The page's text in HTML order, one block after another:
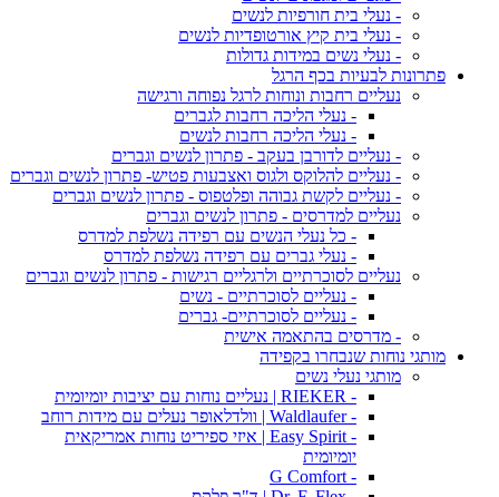
- נעלי בית חורפיות לנשים
- נעלי בית קיץ אורטופדיות לנשים
- נעלי נשים במידות גדולות
פתרונות לבעיות בכף הרגל
נעליים רחבות ונוחות לרגל נפוחה ורגישה
- נעלי הליכה רחבות לגברים
- נעלי הליכה רחבות לנשים
- נעליים לדורבן בעקב - פתרון לנשים וגברים
- נעליים להלוקס ולגוס ואצבעות פטיש- פתרון לנשים וגברים
- נעליים לקשת גבוהה ופלטפוס - פתרון לנשים וגברים
נעליים למדרסים - פתרון לנשים וגברים
- כל נעלי הנשים עם רפידה נשלפת למדרס
- נעלי גברים עם רפידה נשלפת למדרס
נעליים לסוכרתיים ולרגליים רגישות - פתרון לנשים וגברים
- נעליים לסוכרתיים - נשים
- נעליים לסוכרתיים- גברים
- מדרסים בהתאמה אישית
מותגי נוחות שנבחרו בקפידה
מותגי נעלי נשים
- RIEKER | נעליים נוחות עם יציבות יומיומית
- Waldlaufer | וולדלאופר נעלים עם מידות רוחב
- Easy Spirit | איזי ספיריט נוחות אמריקאית
יומיומית
- G Comfort